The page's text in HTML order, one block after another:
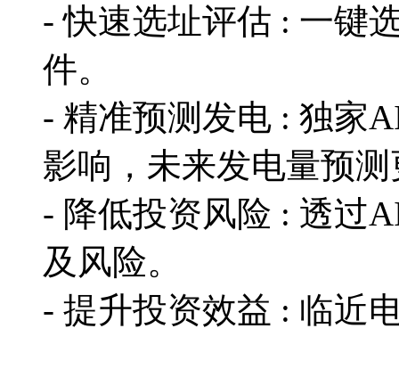
- 快速选址评估 : 一键
件。
- 精准预测发电 : 独家
影响，未来发电量预
- 降低投资风险 : 透过
及风险。
- 提升投资效益 : 临近